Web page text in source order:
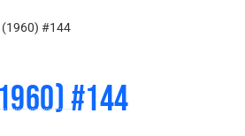
(1960) #144
#144